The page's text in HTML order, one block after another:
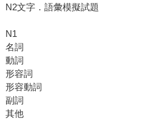
N2文字．語彙模擬試題
N1
名詞
動詞
形容詞
形容動詞
副詞
其他